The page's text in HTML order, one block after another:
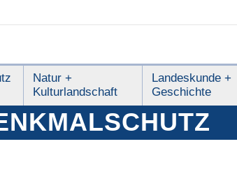
Natur +
Kulturlandschaft
Landeskunde +
Geschichte